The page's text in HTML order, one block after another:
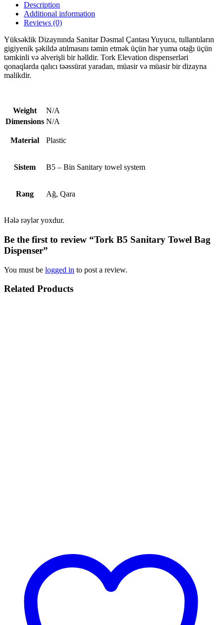
Description
Additional information
Reviews (0)
Yüksəklik Dizaynında Sanitar Dəsmal Çantası Yuyucu, tullantıların
gigiyenik şəkildə atılmasını təmin etmək üçün hər yuma otağı üçün
təmkinli və əlverişli bir həlldir. Tork Elevation dispenserləri
qonaqlarda qalıcı təəssürat yaradan, müasir və müasir bir dizayna
malikdir.
Weight
N/A
Dimensions N/A
Material Plastic
Sistem B5 – Bin Sanitary towel system
Rəng Ağ, Qara
Hələ rəylər yoxdur.
Be the first to review “Tork B5 Sanitary Towel Bag
Dispenser”
You must be logged in to post a review.
Related Products